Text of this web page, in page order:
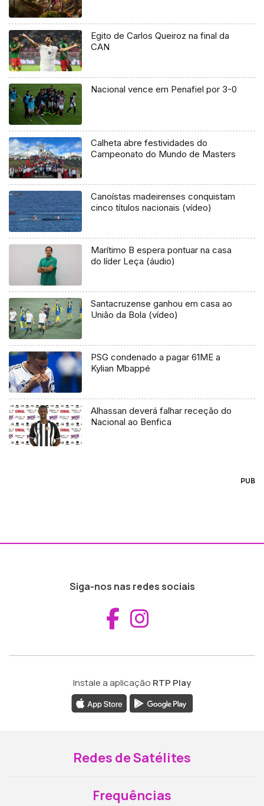
Egito de Carlos Queiroz na final da
CAN
Nacional vence em Penafiel por 3-0
Calheta abre festividades do
Campeonato do Mundo de Masters
Canoístas madeirenses conquistam
cinco títulos nacionais (vídeo)
Marítimo B espera pontuar na casa
do líder Leça (áudio)
Santacruzense ganhou em casa ao
União da Bola (vídeo)
PSG condenado a pagar 61ME a
Kylian Mbappé
Alhassan deverá falhar receção do
Nacional ao Benfica
PUB
Siga-nos nas redes sociais
Aceder ao
Instale a aplicação RTP Play
Redes de Satélites
Frequências